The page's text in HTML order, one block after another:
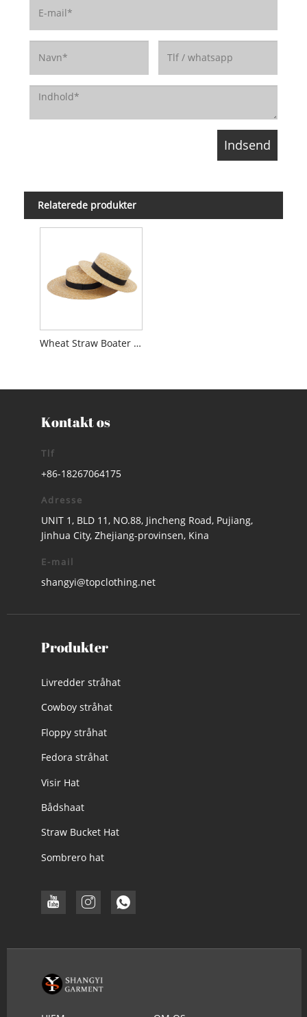
Relaterede produkter
Wheat Straw Boater Hat
Kontakt os
Tlf
+86-18267064175
Adresse
UNIT 1, BLD 11, NO.88, Jincheng Road, Pujiang,
Jinhua City, Zhejiang-provinsen, Kina
E-mail
shangyi@topclothing.net
Produkter
Livredder stråhat
Cowboy stråhat
Floppy stråhat
Fedora stråhat
Visir Hat
Bådshaat
Straw Bucket Hat
Sombrero hat